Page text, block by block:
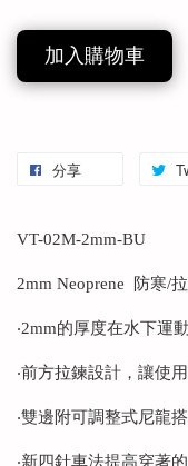
加入購物車
分享
VT-02M-2mm-BU
2mm Neoprene 防寒/
‧2mm的厚度在水下運
‧前方拉鍊設計，讓使
‧雙邊附可調整式尼龍
‧新四針車法提高穿著